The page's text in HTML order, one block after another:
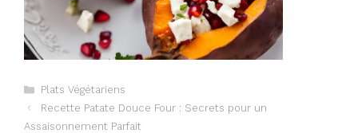
Catégories
Plats Végétariens
Recette Patate Douce Four : Secrets pour un
Assaisonnement Parfait